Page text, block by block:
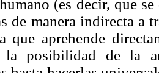
(es decir, que
de manera indirecta a
que aprehende
la posibilidad de la